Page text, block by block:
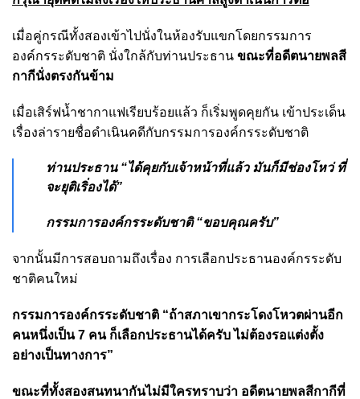
เมื่อคู่กรณีทั้งสองเข้าไปนั่งในห้องรับแขกโดยกรรมการ
องค์กรระดับชาติ นั่งใกล้กับท่านประธาน ขณะที่อดีตนายพลสี
กากีนั่งตรงกันข้าม
เมื่อเสิร์ฟน้ำชากาแฟเรียบร้อยแล้ว ก็เริ่มพูดคุยกัน เข้าประเด็น
เรื่องล่ารายชื่อดำเนินคดีกับกรรมการองค์กรระดับชาติ
ท่านประธาน “ได้คุยกับเจ้าหน้าที่แล้ว มันก็มีช่องโหว่ ที่
จะยุติเริ่องได้”
กรรมการองค์กรระดับชาติ “ขอบคุณครับ”
จากนั้นมีการสอบถามถึงเรื่อง การเลือกประธานองค์กรระดับ
ชาติคนใหม่
กรรมการองค์กรระดับชาติ “ถ้าสภาเขากระโดงโหวตผ่านอีก
คนหนึ่งเป็น 7 คน ก็เลือกประธานได้ครับ ไม่ต้องรอแต่งตั้ง
อย่างเป็นทางการ”
ขณะที่ทั้งสองสนทนากันไม่มีใครทราบว่า อดีตนายพลสีกากีที่